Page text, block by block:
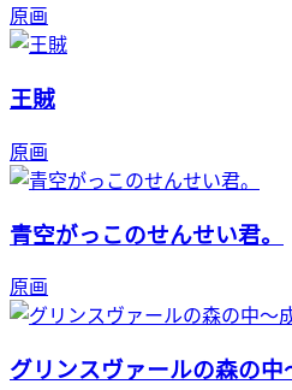
原画
王賊
原画
青空がっこのせんせい君。
原画
グリンスヴァールの森の